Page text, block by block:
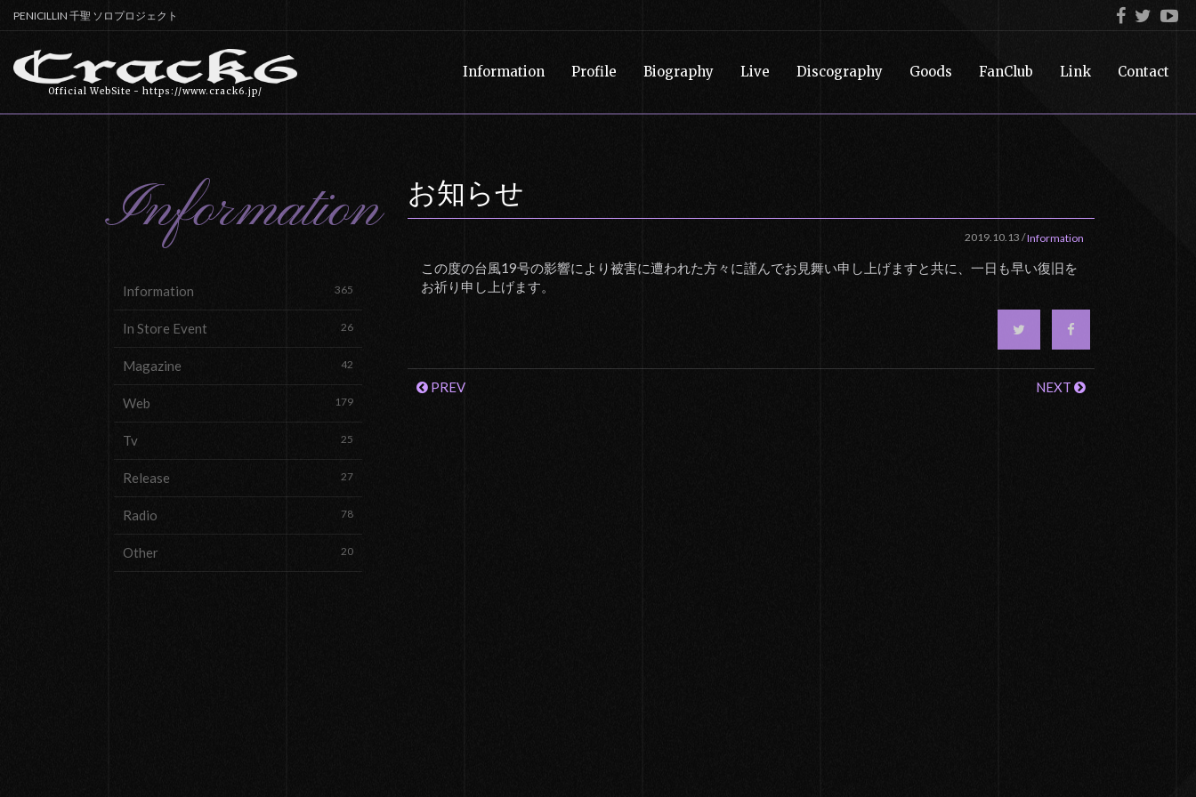
PENICILLIN 千聖 ソロプロジェクト
Official WebSite - https://www.crack6.jp/
Information Profile Biography Live Discography Goods FanClub Link Contact
Information
Information 365
In Store Event 26
Magazine 42
Web 179
Tv 25
Release 27
Radio 78
Other 20
お知らせ
2019.10.13 /Information
​この度の台風19号の影響により被害に遭われた方々に謹んでお見舞い申し上げますと共に、一日も早い復旧を
お祈り申し上げます。
PREV NEXT